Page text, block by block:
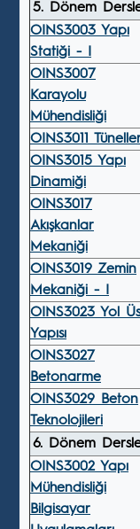
5. Dönem
OINS3003 Yapı
Statiği - I
OINS3007
Karayolu
Mühendisliği
OINS3011
OINS3015 Yapı
Dinamiği
OINS3017
Akışkanlar
Mekaniği
OINS3019 Zemin
Mekaniği - I
OINS3023 Yol
Yapısı
OINS3027
Betonarme
OINS3029 Beton
Teknolojileri
6. Dönem
OINS3002 Yapı
Mühendisliği
Bilgisayar